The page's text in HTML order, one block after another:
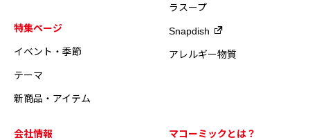
特集ページ
イベント・季節
テーマ
新商品・アイテム
ラスープ
Snapdish
アレルギー物質
会社情報 マコーミックとは？